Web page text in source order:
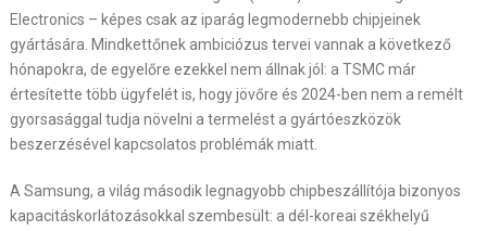
Electronics – képes csak az iparág legmodernebb chipjeinek
gyártására. Mindkettőnek ambiciózus tervei vannak a következő
hónapokra, de egyelőre ezekkel nem állnak jól: a TSMC már
értesítette több ügyfelét is, hogy jövőre és 2024-ben nem a remélt
gyorsasággal tudja növelni a termelést a gyártóeszközök
beszerzésével kapcsolatos problémák miatt.
A Samsung, a világ második legnagyobb chipbeszállítója bizonyos
kapacitáskorlátozásokkal szembesült: a dél-koreai székhelyű